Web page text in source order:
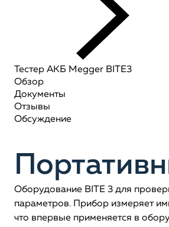
Тестер АКБ Megger BITE3
Обзор
Документы
Отзывы
Обсуждение
Оборудование BITE 3 для
параметров. Прибор измеряет
что впервые применяется в